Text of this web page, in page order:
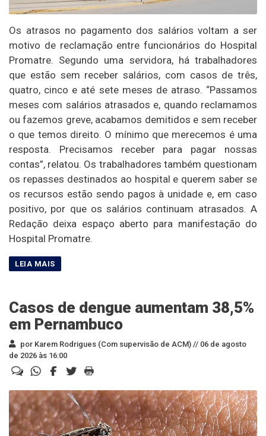
Os atrasos no pagamento dos salários voltam a ser
motivo de reclamação entre funcionários do Hospital
Promatre. Segundo uma servidora, há trabalhadores
que estão sem receber salários, com casos de três,
quatro, cinco e até sete meses de atraso. “Passamos
meses com salários atrasados e, quando reclamamos
ou fazemos greve, acabamos demitidos e sem receber
o que temos direito. O mínimo que merecemos é uma
resposta. Precisamos receber para pagar nossas
contas”, relatou. Os trabalhadores também questionam
os repasses destinados ao hospital e querem saber se
os recursos estão sendo pagos à unidade e, em caso
positivo, por que os salários continuam atrasados. A
Redação deixa espaço aberto para manifestação do
Hospital Promatre.
Casos de dengue aumentam 38,5%
em Pernambuco
por Karem Rodrigues (Com supervisão de ACM) // 06 de agosto
de 2026 às 16:00